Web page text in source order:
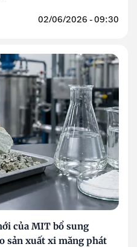
02/06/2026 - 09:30
của MIT bổ sung
sản xuất xi măng phát